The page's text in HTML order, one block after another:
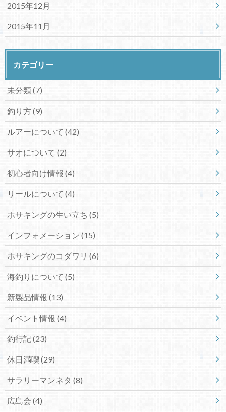
2015年12月
2015年11月
カテゴリー
未分類 (7)
釣り方 (9)
ルアーについて (42)
サオについて (2)
初心者向け情報 (4)
リールについて (4)
ホサキングの生い立ち (5)
インフォメーション (15)
ホサキングのコダワリ (6)
海釣りについて (5)
新製品情報 (13)
イベント情報 (4)
釣行記 (23)
休日満喫 (29)
サラリーマンネタ (8)
広島会 (4)